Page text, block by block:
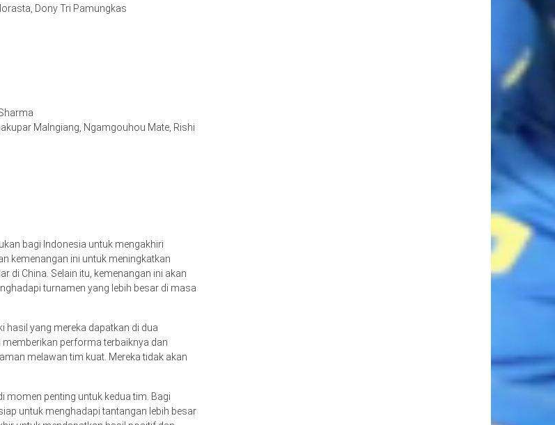
Dony Tri Pamungkas
Malngiang, Ngamgouhou Mate, Rishi
bagi Indonesia untuk mengakhiri
kemenangan ini untuk meningkatkan
di China. Selain itu, kemenangan ini akan
turnamen yang lebih besar di masa
hasil yang mereka dapatkan di dua
performa terbaiknya dan
melawan tim kuat. Mereka tidak akan
momen penting untuk kedua tim. Bagi
untuk menghadapi tantangan lebih besar